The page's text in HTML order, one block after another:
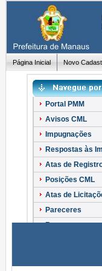
Página Inicial Novo
Portal PMM
Avisos CML
Impugnações
Respostas às
Atas de
Posições CML
Atas de
Pareceres
Recursos